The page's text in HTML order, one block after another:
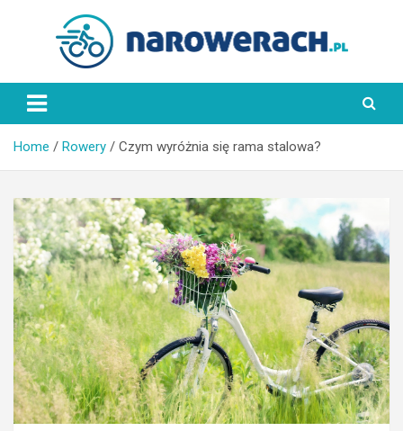
NaRowerach.pl
Home Rowery Czym wyróżnia się rama stalowa?
ROWER
J
a
k
w
y
g
l
ą
d
a